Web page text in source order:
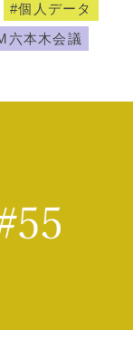
個人データ
六本木会議